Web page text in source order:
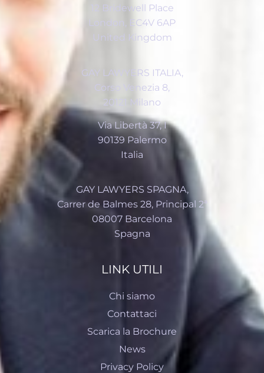
12 Bridewell Place
London, EC4V 6AP
United Kingdom
GAY LAWYERS ITALIA,
Corso Venezia 8,
20121 Milano
Via Libertà 37, I
90139 Palermo
Italia
GAY LAWYERS SPAGNA,
Carrer de Balmes 28, Principal 2ª
08007 Barcelona
Spagna
LINK UTILI
Chi siamo
Contattaci
Scarica la Brochure
News
Privacy Policy